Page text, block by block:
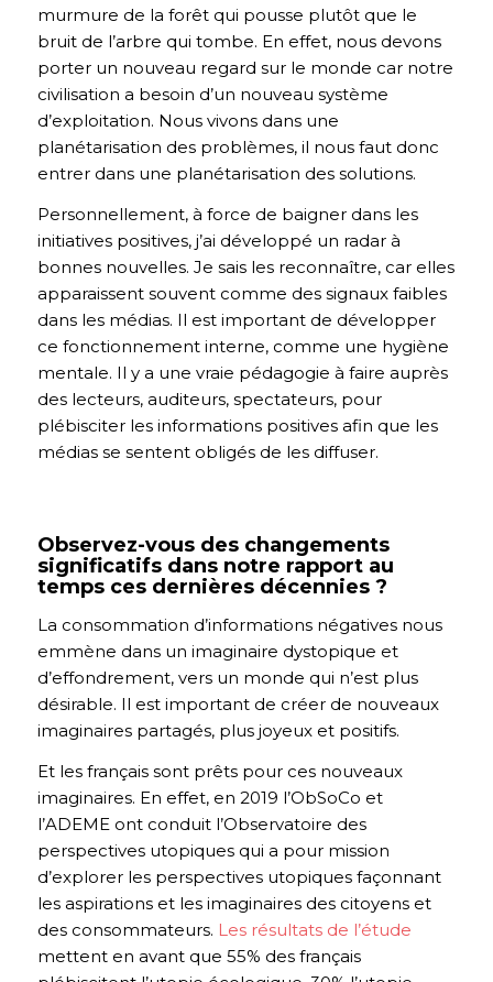
murmure de la forêt qui pousse plutôt que le
bruit de l’arbre qui tombe. En effet, nous devons
porter un nouveau regard sur le monde car notre
civilisation a besoin d’un nouveau système
d’exploitation. Nous vivons dans une
planétarisation des problèmes, il nous faut donc
entrer dans une planétarisation des solutions.
Personnellement, à force de baigner dans les
initiatives positives, j’ai développé un radar à
bonnes nouvelles. Je sais les reconnaître, car elles
apparaissent souvent comme des signaux faibles
dans les médias. Il est important de développer
ce fonctionnement interne, comme une hygiène
mentale. Il y a une vraie pédagogie à faire auprès
des lecteurs, auditeurs, spectateurs, pour
plébisciter les informations positives afin que les
médias se sentent obligés de les diffuser.
Observez-vous des changements
significatifs dans notre rapport au
temps ces dernières décennies ?
La consommation d’informations négatives nous
emmène dans un imaginaire dystopique et
d’effondrement, vers un monde qui n’est plus
désirable. Il est important de créer de nouveaux
imaginaires partagés, plus joyeux et positifs.
Et les français sont prêts pour ces nouveaux
imaginaires. En effet, en 2019 l’ObSoCo et
l’ADEME ont conduit l’Observatoire des
perspectives utopiques qui a pour mission
d’explorer les perspectives utopiques façonnant
les aspirations et les imaginaires des citoyens et
des consommateurs. Les résultats de l’étude
mettent en avant que 55% des français